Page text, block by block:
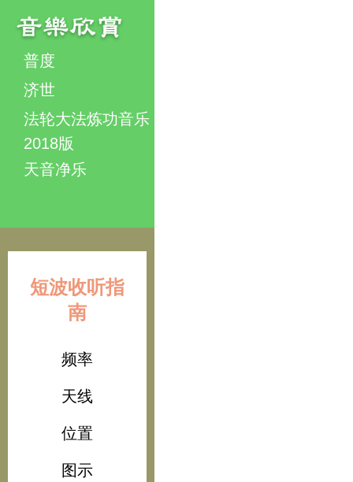
普度
济世
法轮大法炼功音乐
2018版
天音净乐
短波收听指
南
频率
天线
位置
图示